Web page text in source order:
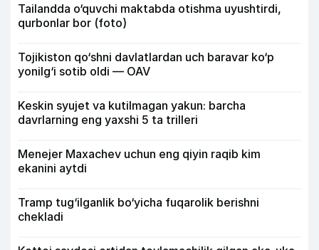
Tailandda o‘quvchi maktabda otishma uyushtirdi,
qurbonlar bor (foto)
Tojikiston qo‘shni davlatlardan uch baravar ko‘p
yonilg‘i sotib oldi — OAV
Keskin syujet va kutilmagan yakun: barcha
davrlarning eng yaxshi 5 ta trilleri
Menejer Maxachev uchun eng qiyin raqib kim
ekanini aytdi
Tramp tug‘ilganlik bo‘yicha fuqarolik berishni
chekladi